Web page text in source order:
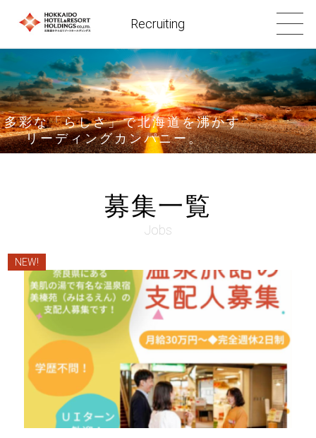
Recruiting
多彩な「らしさ」で北海道を沸かす
リーディングカンパニー。
募集一覧
Jobs
NEW!